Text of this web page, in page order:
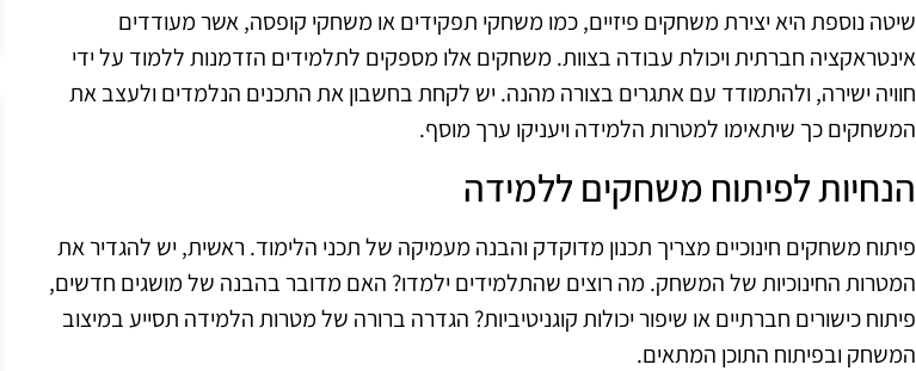
שיטה נוספת היא יצירת משחקים פיזיים, כמו משחקי תפקידים או משחקי קופסה, אשר מעודדים
אינטראקציה חברתית ויכולת עבודה בצוות. משחקים אלו מספקים לתלמידים הזדמנות ללמוד על ידי
חוויה ישירה, ולהתמודד עם אתגרים בצורה מהנה. יש לקחת בחשבון את התכנים הנלמדים ולעצב את
המשחקים כך שיתאימו למטרות הלמידה ויעניקו ערך מוסף.
הנחיות לפיתוח משחקים ללמידה
פיתוח משחקים חינוכיים מצריך תכנון מדוקדק והבנה מעמיקה של תכני הלימוד. ראשית, יש להגדיר את
המטרות החינוכיות של המשחק. מה רוצים שהתלמידים ילמדו? האם מדובר בהבנה של מושגים חדשים,
פיתוח כישורים חברתיים או שיפור יכולות קוגניטיביות? הגדרה ברורה של מטרות הלמידה תסייע במיצוב
המשחק ובפיתוח התוכן המתאים.